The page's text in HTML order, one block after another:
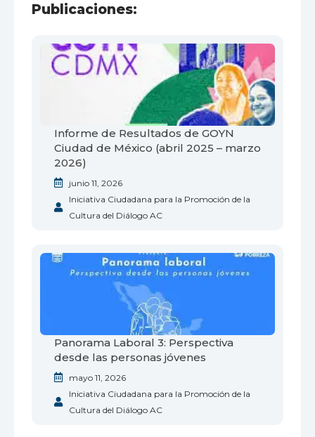
Publicaciones:
Informe de Resultados de GOYN
Ciudad de México (abril 2025 – marzo
2026)
junio 11, 2026
Iniciativa Ciudadana para la Promoción de la
Cultura del Diálogo AC
Panorama Laboral 3: Perspectiva
desde las personas jóvenes
mayo 11, 2026
Iniciativa Ciudadana para la Promoción de la
Cultura del Diálogo AC